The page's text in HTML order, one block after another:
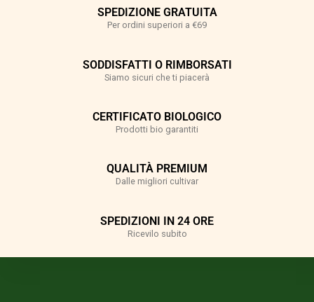
SPEDIZIONE GRATUITA
Per ordini superiori a €69
SODDISFATTI O RIMBORSATI
Siamo sicuri che ti piacerà
CERTIFICATO BIOLOGICO
Prodotti bio garantiti
QUALITÀ PREMIUM
Dalle migliori cultivar
SPEDIZIONI IN 24 ORE
Ricevilo subito